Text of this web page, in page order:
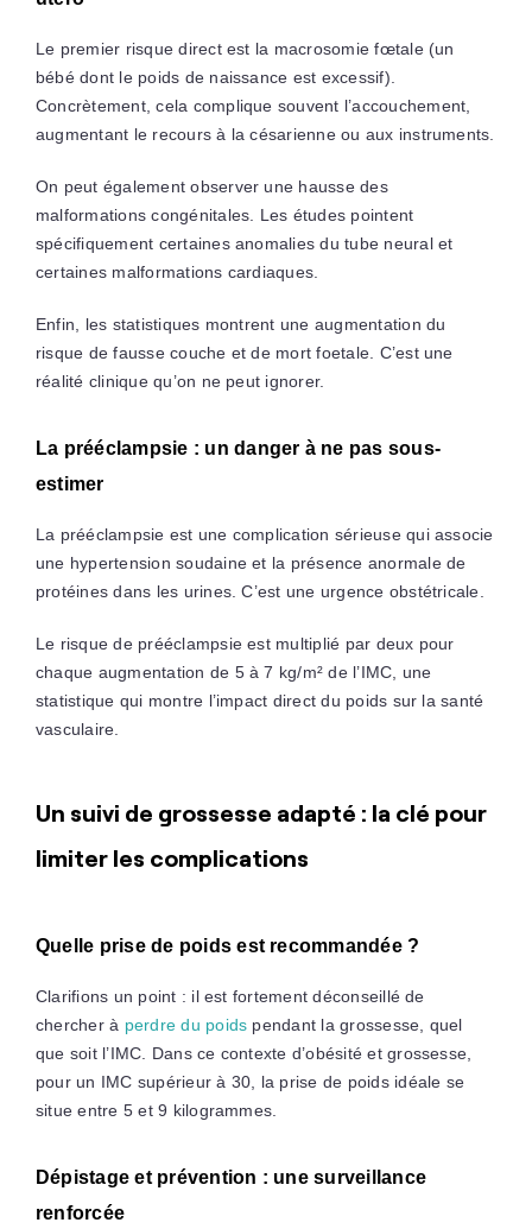
Le premier risque direct est la macrosomie fœtale (un
bébé dont le poids de naissance est excessif).
Concrètement, cela complique souvent l’accouchement,
augmentant le recours à la césarienne ou aux instruments.
On peut également observer une hausse des
malformations congénitales. Les études pointent
spécifiquement certaines anomalies du tube neural et
certaines malformations cardiaques.
Enfin, les statistiques montrent une augmentation du
risque de fausse couche et de mort foetale. C’est une
réalité clinique qu’on ne peut ignorer.
La prééclampsie : un danger à ne pas sous-
estimer
La prééclampsie est une complication sérieuse qui associe
une hypertension soudaine et la présence anormale de
protéines dans les urines. C’est une urgence obstétricale.
Le risque de prééclampsie est multiplié par deux pour
chaque augmentation de 5 à 7 kg/m² de l’IMC, une
statistique qui montre l’impact direct du poids sur la santé
vasculaire.
Un suivi de grossesse adapté : la clé pour
limiter les complications
Quelle prise de poids est recommandée ?
Clarifions un point : il est fortement déconseillé de
chercher à perdre du poids pendant la grossesse, quel
que soit l’IMC. Dans ce contexte d’obésité et grossesse,
pour un IMC supérieur à 30, la prise de poids idéale se
situe entre 5 et 9 kilogrammes.
Dépistage et prévention : une surveillance
renforcée